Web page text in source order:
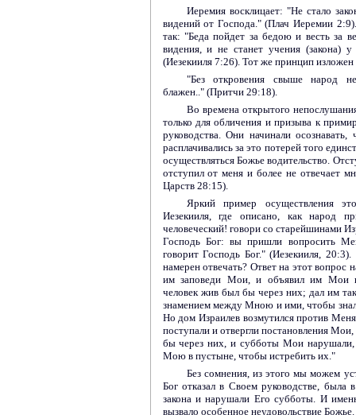
Иеремия восклицает: "Не стало
видений от Господа." (Плач Иеремии
так: "Беда пойдет за бедою и весть за
видения, и не станет учения (закона)
(Иезекииля 7:26). Тот же принцип
"Без откровения свыше народ
блажен.." (Притчи 29:18).
Во времена открытого
только для обличения и призыва к
руководства. Они начинали
расплачивались за это потерей того
осуществляться Божье водительство.
отступил от меня и более не отвечает
Царств 28:15).
Яркий пример осуществления
Иезекииля, где описано, как народ
человеческий! говори со старейшинами
Господь Бог: вы пришли вопросить
говорит Господь Бог." (Иезекииля,
намерен отвечать? Ответ на этот
им заповеди Мои, и объявил им Мои
человек жив был бы через них; дал им
знамением между Мною и ими, чтобы
Но дом Израилев возмутился против
поступали и отвергли постановления
бы через них, и субботы Мои нарушали,
Мою в пустыне, чтобы истребить их."
Без сомнения, из этого мы можем
Бог отказал в Своем руководстве, была
закона и нарушали Его субботы. И
вызвало особенное неудовольствие Божье.